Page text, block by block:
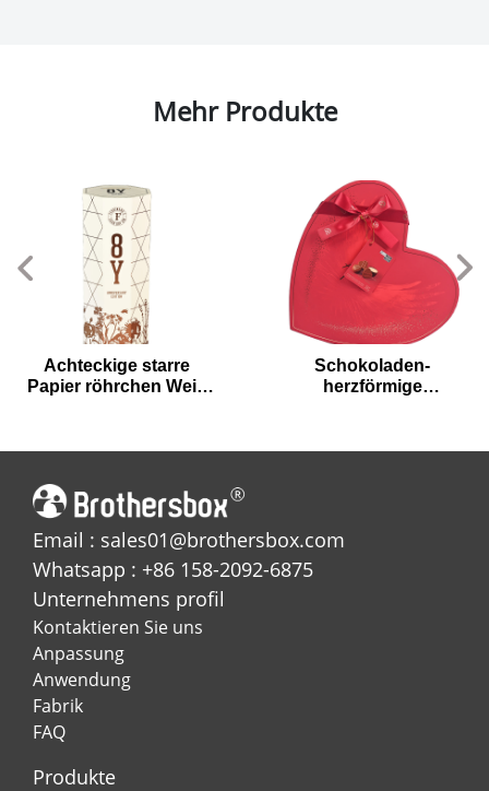
Mehr Produkte
Achteckige starre
Papier röhrchen Wein
Schokoladen-
herzförmige
Valentinstag
Email : sales01@brothersbox.com
Whatsapp : +86 158-2092-6875
Unternehmens profil
Kontaktieren Sie uns
Anpassung
Anwendung
Fabrik
FAQ
Produkte